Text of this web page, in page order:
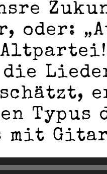
oder:
die
schätzt,
Typus
mit